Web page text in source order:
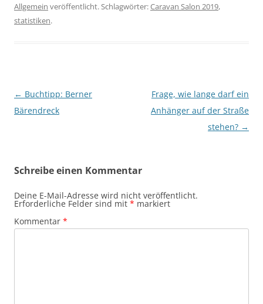
Allgemein veröffentlicht. Schlagwörter:Caravan Salon 2019,
statistiken.
Beitragsnavigation
← Buchtipp: Berner
Bärendreck
Frage, wie lange darf ein
Anhänger auf der Straße
stehen? →
Schreibe einen Kommentar
Deine E-Mail-Adresse wird nicht veröffentlicht.
Erforderliche Felder sind mit * markiert
Kommentar *